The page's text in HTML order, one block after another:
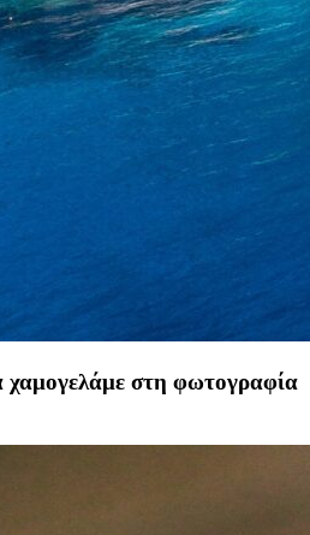
χαμογελάμε στη φωτογραφία